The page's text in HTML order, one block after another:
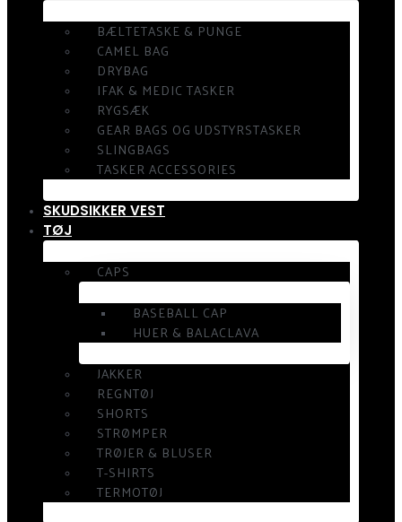
BÆLTETASKE & PUNGE
CAMEL BAG
DRYBAG
IFAK & MEDIC TASKER
RYGSÆK
GEAR BAGS OG UDSTYRSTASKER
SLINGBAGS
TASKER ACCESSORIES
SKUDSIKKER VEST
TØJ
CAPS
BASEBALL CAP
HUER & BALACLAVA
JAKKER
REGNTØJ
SHORTS
STRØMPER
TRØJER & BLUSER
T-SHIRTS
TERMOTØJ